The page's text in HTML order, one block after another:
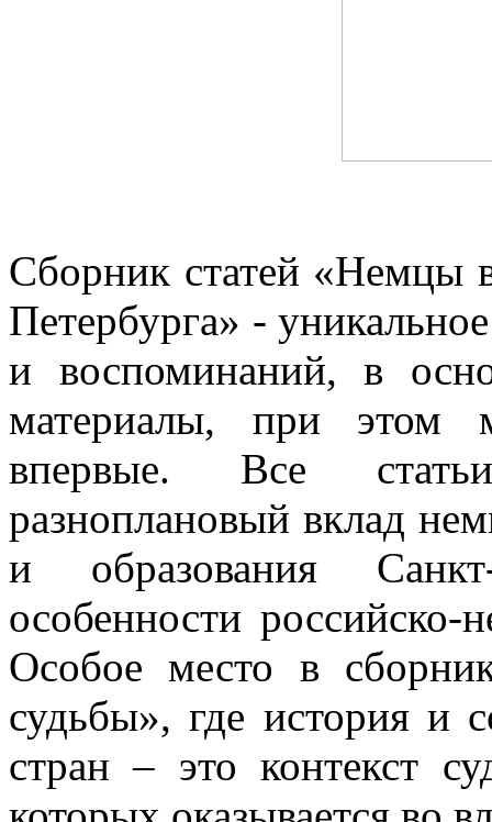
Сборник статей «Немцы
Петербурга» -
и воспоминаний, в
материалы, при этом
впервые. Все
разноплановый вклад
и образования
особенности российско-
Особое место в
судьбы», где история и
стран – это контекст